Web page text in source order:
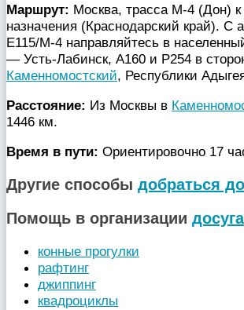
Маршрут: Москва, трасса М-4 (Дон)
назначения (Краснодарский край). С
Е115/М-4 направляйтесь в
— Усть-Лабинск, A160 и Р254 в
Каменномостский, Республики
Расстояние: Из Москвы в
1446 км.
Время в пути: Ориентировочно 17
Другие способы добраться
Помощь в организации досуга
конные прогулки
рафтинг
джиппинг
квадроциклы